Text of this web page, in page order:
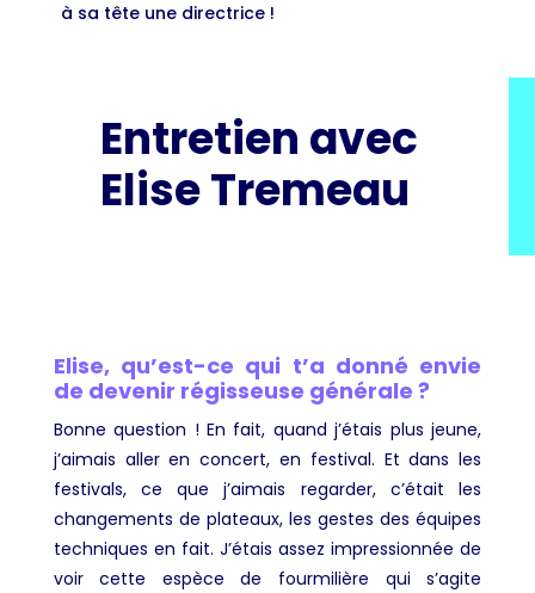
à sa tête une directrice !
Entretien avec
Elise Tremeau
Elise, qu’est-ce qui t’a donné envie
de devenir régisseuse générale ?
Bonne question ! En fait, quand j’étais plus jeune,
j’aimais aller en concert, en festival. Et dans les
festivals, ce que j’aimais regarder, c’était les
changements de plateaux, les gestes des équipes
techniques en fait. J’étais assez impressionnée de
voir cette espèce de fourmilière qui s’agite